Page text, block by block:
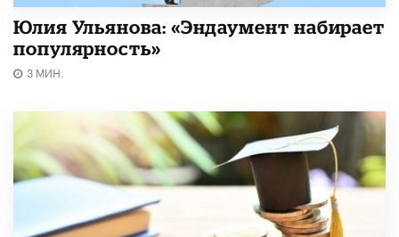
Юлия Ульянова: «Эндаумент набирает
популярность»
3 МИН.